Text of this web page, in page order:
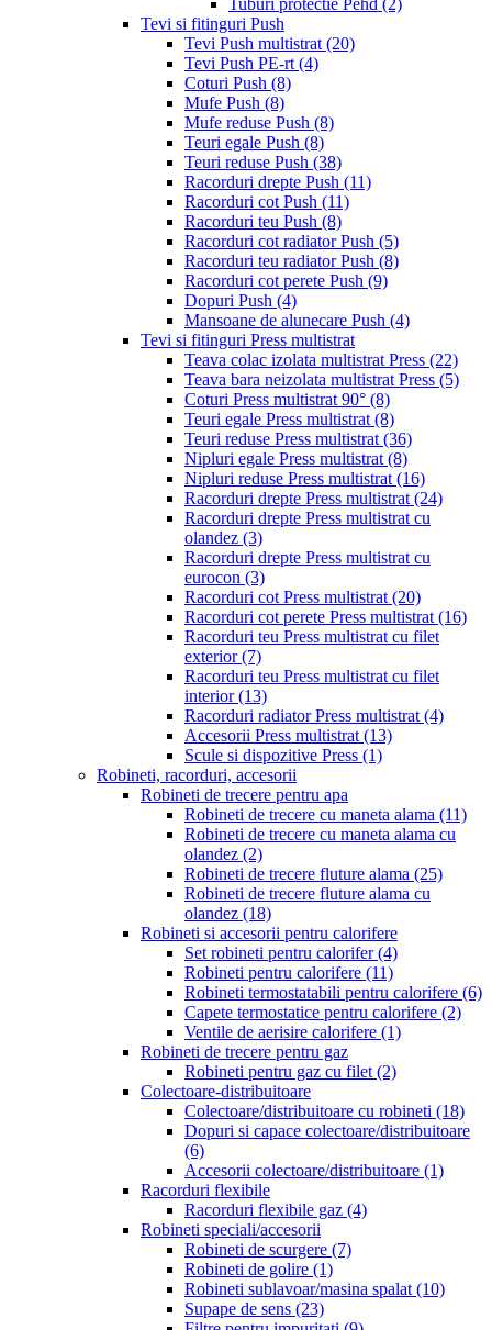
Tuburi protectie Pehd (2)
Tevi si fitinguri Push
Tevi Push multistrat (20)
Tevi Push PE-rt (4)
Coturi Push (8)
Mufe Push (8)
Mufe reduse Push (8)
Teuri egale Push (8)
Teuri reduse Push (38)
Racorduri drepte Push (11)
Racorduri cot Push (11)
Racorduri teu Push (8)
Racorduri cot radiator Push (5)
Racorduri teu radiator Push (8)
Racorduri cot perete Push (9)
Dopuri Push (4)
Mansoane de alunecare Push (4)
Tevi si fitinguri Press multistrat
Teava colac izolata multistrat Press (22)
Teava bara neizolata multistrat Press (5)
Coturi Press multistrat 90° (8)
Teuri egale Press multistrat (8)
Teuri reduse Press multistrat (36)
Nipluri egale Press multistrat (8)
Nipluri reduse Press multistrat (16)
Racorduri drepte Press multistrat (24)
Racorduri drepte Press multistrat cu
olandez (3)
Racorduri drepte Press multistrat cu
eurocon (3)
Racorduri cot Press multistrat (20)
Racorduri cot perete Press multistrat (16)
Racorduri teu Press multistrat cu filet
exterior(7)
Racorduri teu Press multistrat cu filet
interior(13)
Racorduri radiator Press multistrat (4)
Accesorii Press multistrat (13)
Scule si dispozitive Press (1)
Robineti, racorduri, accesorii
Robineti de trecere pentru apa
Robineti de trecere cu maneta alama (11)
Robineti de trecere cu maneta alama cu
olandez (2)
Robineti de trecere fluture alama (25)
Robineti de trecere fluture alama cu
olandez (18)
Robineti si accesorii pentru calorifere
Set robineti pentru calorifer(4)
Robineti pentru calorifere (11)
Robineti termostatabili pentru calorifere (6)
Capete termostatice pentru calorifere (2)
Ventile de aerisire calorifere (1)
Robineti de trecere pentru gaz
Robineti pentru gaz cu filet (2)
Colectoare-distribuitoare
Colectoare/distribuitoare cu robineti (18)
Dopuri si capace colectoare/distribuitoare
(6)
Accesorii colectoare/distribuitoare (1)
Racorduri flexibile
Racorduri flexibile gaz (4)
Robineti speciali/accesorii
Robineti de scurgere (7)
Robineti de golire (1)
Robineti sublavoar/masina spalat (10)
Supape de sens (23)